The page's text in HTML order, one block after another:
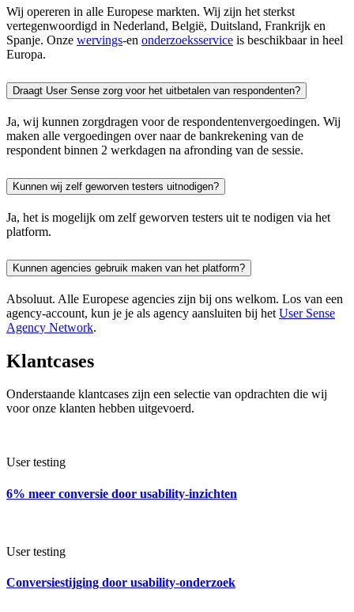
Wij opereren in alle Europese markten. Wij zijn het sterkst
vertegenwoordigd in Nederland, België, Duitsland, Frankrijk en
Spanje. Onze wervings-en onderzoeksservice is beschikbaar in heel
Europa.
Draagt User Sense zorg voor het uitbetalen van respondenten?
Ja, wij kunnen zorgdragen voor de respondentenvergoedingen. Wij
maken alle vergoedingen over naar de bankrekening van de
respondent binnen 2 werkdagen na afronding van de sessie.
Kunnen wij zelf geworven testers uitnodigen?
Ja, het is mogelijk om zelf geworven testers uit te nodigen via het
platform.
Kunnen agencies gebruik maken van het platform?
Absoluut. Alle Europese agencies zijn bij ons welkom. Los van een
agency-account, kun je je als agency aansluiten bij het User Sense
Agency Network.
Klantcases
Onderstaande klantcases zijn een selectie van opdrachten die wij
voor onze klanten hebben uitgevoerd.
User testing
6% meer conversie door usability-inzichten
User testing
Conversiestijging door usability-onderzoek